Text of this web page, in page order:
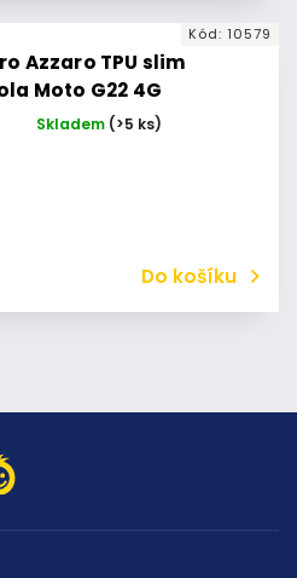
Azzaro TPU slim
Moto G22 4G
Skladem (>5 ks)
Do košíku
Kód: 10579